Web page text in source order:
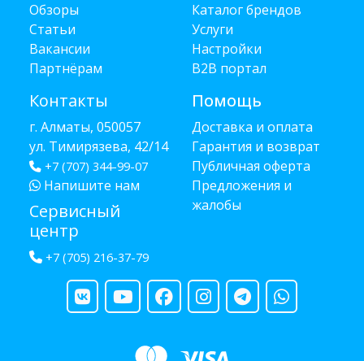
Обзоры
Статьи
Вакансии
Партнёрам
Контакты
г. Алматы, 050057
ул. Тимирязева, 42/14
+7 (707) 344-99-07
Напишите нам
Сервисный
центр
+7 (705) 216-37-79
Каталог брендов
Услуги
Настройки
B2B портал
Помощь
Доставка и оплата
Гарантия и возврат
Публичная оферта
Предложения и
жалобы